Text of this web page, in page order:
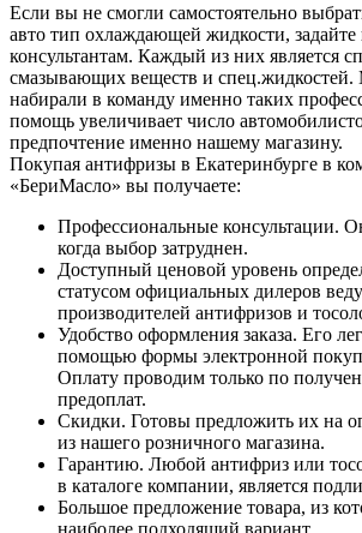
Если вы не смогли самостоятельно
авто тип охлаждающей жидкости,
консультантам. Каждый из них является
смазывающих веществ и
набирали в команду именно таких
помощь увеличивает число
предпочтение именно нашему магазину.
Покупая антифризы в Екатеринбурге в
«БериМасло» вы получаете:
Профессиональные консультации.
когда выбор затруднен.
Доступный ценовой уровень
статусом официальных дилеров
производителей антифризов и
Удобство оформления заказа. Его
помощью формы электронной
Оплату проводим только по
предоплат.
Скидки. Готовы предложить их на
из нашего розничного магазина.
Гарантию. Любой антифриз или
в каталоге компании, является
Большое предложение товара, из
наиболее подходящий вариант.